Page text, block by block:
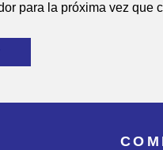
para la próxima vez que